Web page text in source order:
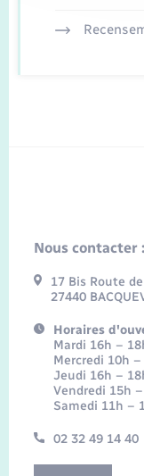
Nous contacter :
17 Bis Route
27440
Horaires
Mardi 16h –
Mercredi 10h –
Jeudi 16h –
Vendredi 15h
Samedi 11h –
02 32 49 14 40